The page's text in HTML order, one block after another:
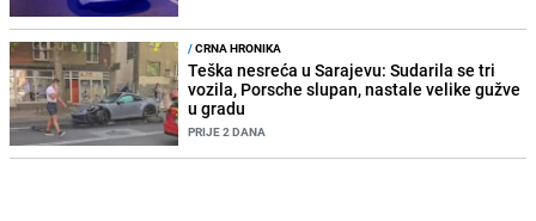
/CRNA HRONIKA
Teška nesreća u Sarajevu: Sudarila se tri
vozila, Porsche slupan, nastale velike gužve
u gradu
PRIJE 2 DANA